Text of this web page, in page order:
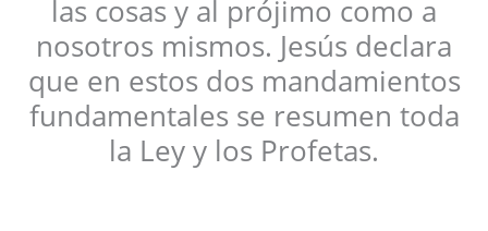
las cosas y al prójimo como a
nosotros mismos. Jesús declara
que en estos dos mandamientos
fundamentales se resumen toda
la Ley y los Profetas.